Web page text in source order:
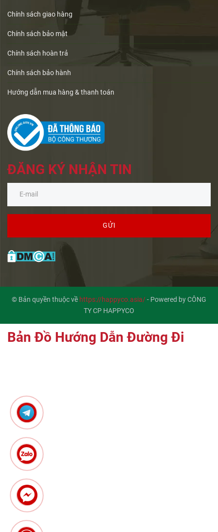
Chính sách giao hàng
Chính sách bảo mật
Chính sách hoàn trả
Chính sách bảo hành
Hướng dẫn mua hàng & thanh toán
ĐĂNG KÝ NHẬN TIN
GỬI
© Bản quyền thuộc về https://happyco.asia/- Powered by CÔNG
TY CP HAPPYCO
Bản Đồ Hướng Dẫn Đường Đi